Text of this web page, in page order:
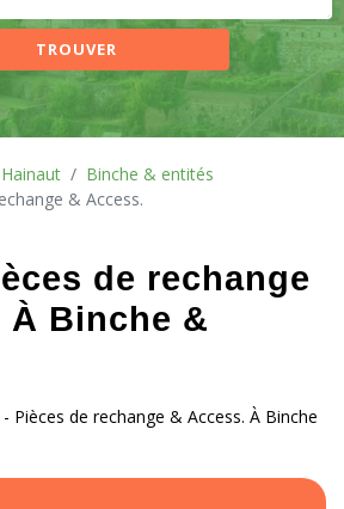
TROUVER
Binche & entités
& Access.
de rechange
À Binche &
Pièces de rechange & Access. À Binche